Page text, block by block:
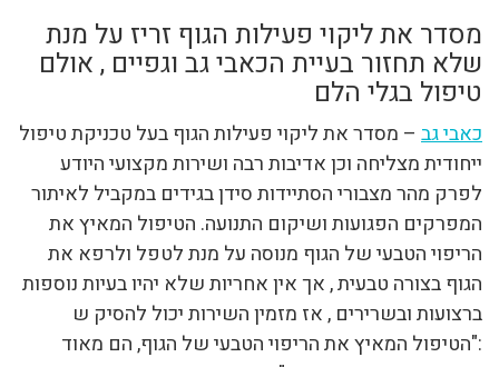
מסדר את ליקוי פעילות הגוף זריז על מנת
שלא תחזור בעיית הכאבי גב וגפיים , אולם
טיפול בגלי הלם
כאבי גב – מסדר את ליקוי פעילות הגוף בעל טכניקת טיפול
ייחודית מצליחה וכן אדיבות רבה ושירות מקצועי היודע
לפרק מהר מצבורי הסתיידות סידן בגידים במקביל לאיתור
המפרקים הפגועות ושיקום התנועה. הטיפול המאיץ את
הריפוי הטבעי של הגוף מנוסה על מנת לטפל ולרפא את
הגוף בצורה טבעית , אך אין אחריות שלא יהיו בעיות נוספות
ברצועות ובשרירים , אז מזמין השירות יכול להסיק ש
:"הטיפול המאיץ את הריפוי הטבעי של הגוף, הם מאוד